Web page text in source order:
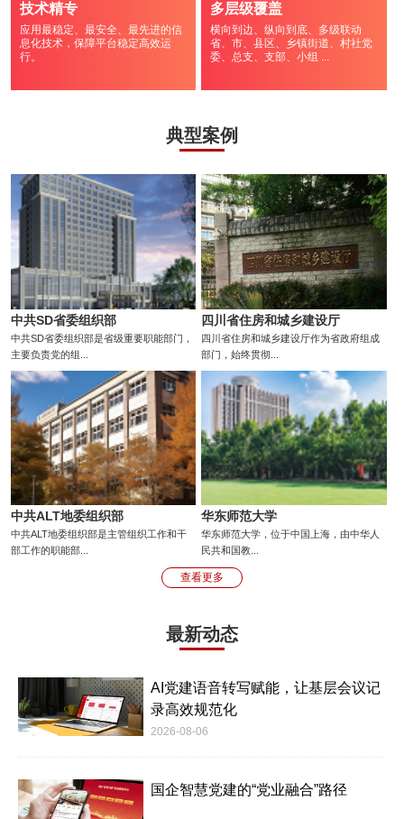
技术精专
应用最稳定、最安全、最先进的信
息化技术，保障平台稳定高效运
行。
多层级覆盖
横向到边、纵向到底、多级联动
省、市、县区、乡镇街道、村社党
委、总支、支部、小组 ...
典型案例
中共SD省委组织部
中共SD省委组织部是省级重要职能部门，
主要负责党的组...
四川省住房和城乡建设厅
四川省住房和城乡建设厅作为省政府组成
部门，始终贯彻...
中共ALT地委组织部
中共ALT地委组织部是主管组织工作和干
部工作的职能部...
华东师范大学
华东师范大学，位于中国上海，由中华人
民共和国教...
查看更多
最新动态
AI党建语音转写赋能，让基层会议记
录高效规范化
2026-08-06
国企智慧党建的“党业融合”路径